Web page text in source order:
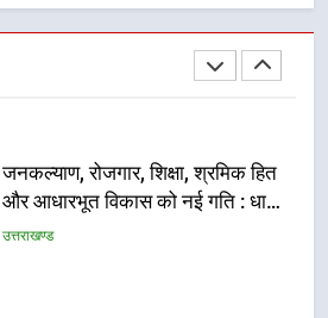
सार्वजनिक स्थान पर जुआ खेलने वाले
अभियुक्तों को पुलिस ने किया गिरफ्तार
जनकल्याण, रोजगार, शिक्षा, श्रमिक हित
और आधारभूत विकास को नई गति : धामी
कैबिनेट के ऐतिहासिक फैसले
उत्तराखण्ड